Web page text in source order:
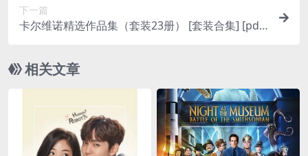
下一篇
卡尔维诺精选作品集（套装23册） [ 套装合集] [pdf
相关文章